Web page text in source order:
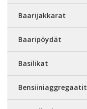
Baarijakkarat
Baaripöydät
Basilikat
Bensiiniaggregaatit